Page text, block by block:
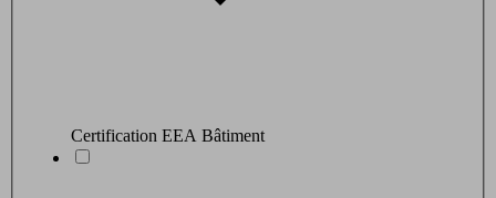
Certification EEA Bâtiment